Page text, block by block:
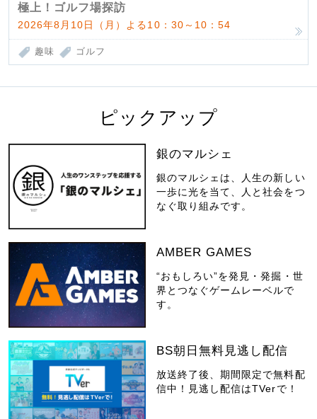
極上！ゴルフ場探訪
2026年8月10日（月）よる10：30～10：54
趣味 ゴルフ
ピックアップ
銀のマルシェ
銀のマルシェは、人生の新しい
一歩に光を当て、人と社会をつ
なぐ取り組みです。
AMBER GAMES
“おもしろい”を発見・発掘・世
界とつなぐゲームレーベルで
す。
BS朝日無料見逃し配信
放送終了後、期間限定で無料配
信中！見逃し配信はTVerで！